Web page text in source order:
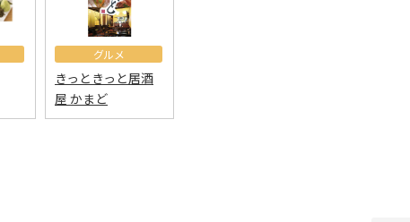
グルメ
きっときっと居酒
屋 かまど